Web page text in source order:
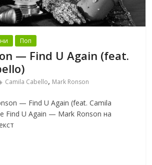
Поп
— Find U Again (feat.
Camila Cabello, Mark Ronson
— Find U Again (feat. Camila
Find U Again — Mark Ronson на